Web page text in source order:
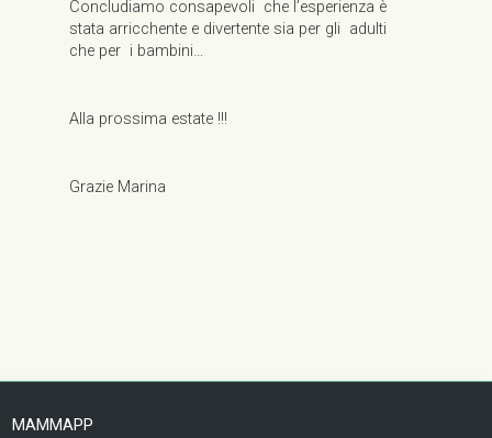
Concludiamo consapevoli che l’esperienza è
stata arricchente e divertente sia per gli adulti
che per i bambini…
Alla prossima estate !!!
Grazie Marina
MAMMAPP